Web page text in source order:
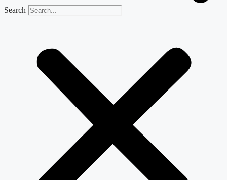
Search